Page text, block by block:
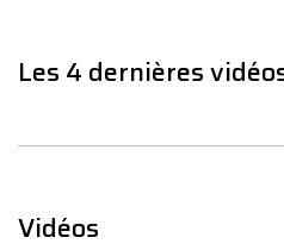
Les 4 dernières
Vidéos